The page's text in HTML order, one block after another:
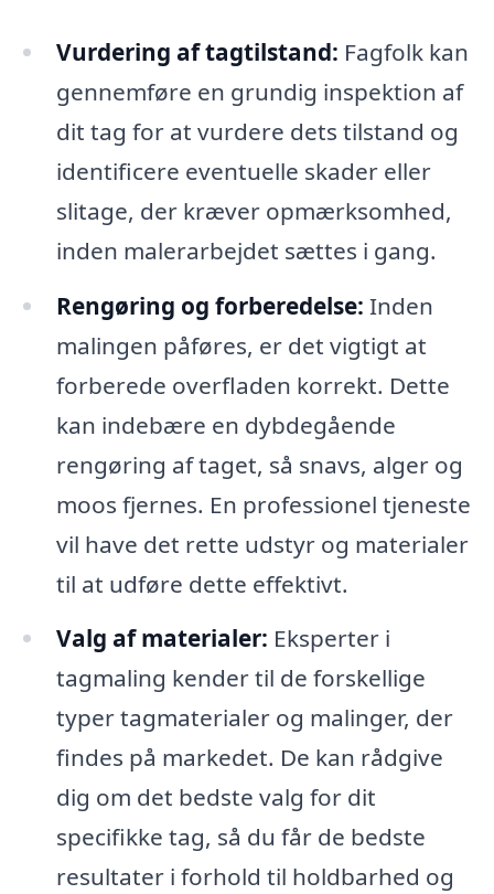
Vurdering af tagtilstand: Fagfolk kan
gennemføre en grundig inspektion af
dit tag for at vurdere dets tilstand og
identificere eventuelle skader eller
slitage, der kræver opmærksomhed,
inden malerarbejdet sættes i gang.
Rengøring og forberedelse: Inden
malingen påføres, er det vigtigt at
forberede overfladen korrekt. Dette
kan indebære en dybdegående
rengøring af taget, så snavs, alger og
moos fjernes. En professionel tjeneste
vil have det rette udstyr og materialer
til at udføre dette effektivt.
Valg af materialer: Eksperter i
tagmaling kender til de forskellige
typer tagmaterialer og malinger, der
findes på markedet. De kan rådgive
dig om det bedste valg for dit
specifikke tag, så du får de bedste
resultater i forhold til holdbarhed og